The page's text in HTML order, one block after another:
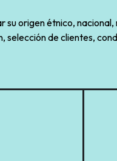
origen étnico,
de clientes,